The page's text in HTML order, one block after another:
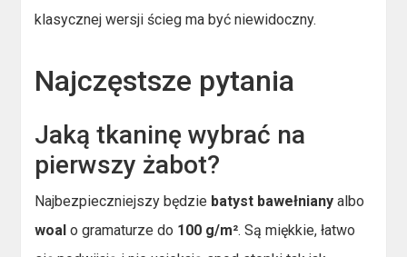
klasycznej wersji ścieg ma być niewidoczny.
Najczęstsze pytania
Jaką tkaninę wybrać na
pierwszy żabot?
Najbezpieczniejszy będzie batyst bawełniany albo
woal o gramaturze do 100 g/m². Są miękkie, łatwo